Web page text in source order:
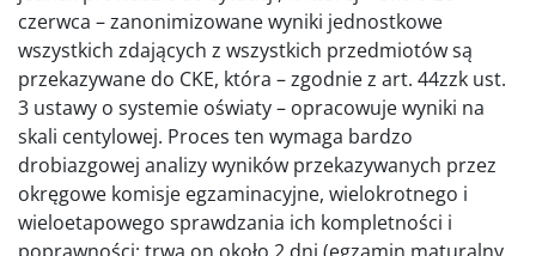
czerwca – zanonimizowane wyniki jednostkowe
wszystkich zdających z wszystkich przedmiotów są
przekazywane do CKE, która – zgodnie z art. 44zzk ust.
3 ustawy o systemie oświaty – opracowuje wyniki na
skali centylowej. Proces ten wymaga bardzo
drobiazgowej analizy wyników przekazywanych przez
okręgowe komisje egzaminacyjne, wielokrotnego i
wieloetapowego sprawdzania ich kompletności i